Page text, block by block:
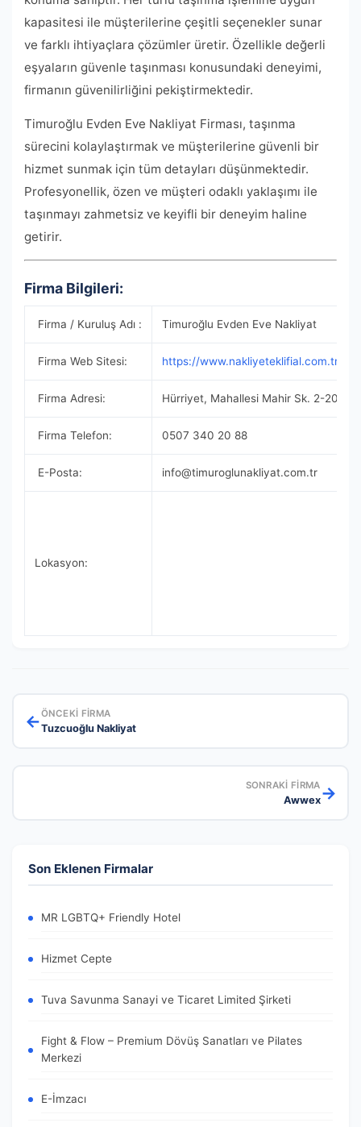
kapasitesi ile müşterilerine çeşitli seçenekler sunar
ve farklı ihtiyaçlara çözümler üretir. Özellikle değerli
eşyaların güvenle taşınması konusundaki deneyimi,
firmanın güvenilirliğini pekiştirmektedir.
Timuroğlu Evden Eve Nakliyat Firması, taşınma
sürecini kolaylaştırmak ve müşterilerine güvenli bir
hizmet sunmak için tüm detayları düşünmektedir.
Profesyonellik, özen ve müşteri odaklı yaklaşımı ile
taşınmayı zahmetsiz ve keyifli bir deneyim haline
getirir.
Firma Bilgileri:
Firma / Kuruluş Adı : Timuroğlu Evden Eve Nakliyat
Firma Web Sitesi: https://www.nakliyeteklifial.com.tr/
Firma Adresi: Hürriyet, Mahallesi Mahir Sk. 2-20,
Firma Telefon: 0507 340 20 88
E-Posta: info@timuroglunakliyat.com.tr
Lokasyon:
←ÖNCEKI FIRMA
Tuzcuoğlu Nakliyat
SONRAKI FIRMA
Awwex→
Son Eklenen Firmalar
MR LGBTQ+ Friendly Hotel
Hizmet Cepte
Tuva Savunma Sanayi ve Ticaret Limited Şirketi
Fight & Flow – Premium Dövüş Sanatları ve Pilates
Merkezi
E-İmzacı